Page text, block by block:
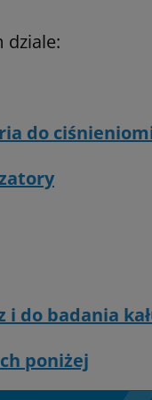
dziale:
do
i do badania
poniżej